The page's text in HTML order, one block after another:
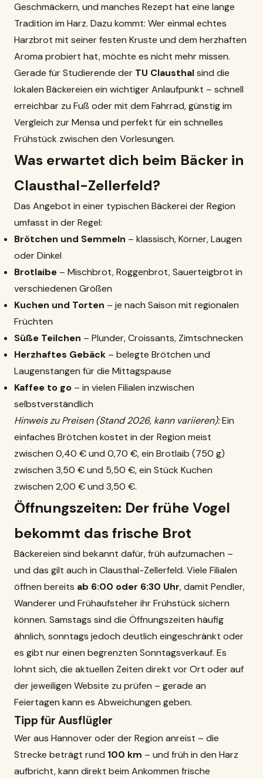
Geschmäckern, und manches Rezept hat eine lange
Tradition im Harz. Dazu kommt: Wer einmal echtes
Harzbrot mit seiner festen Kruste und dem herzhaften
Aroma probiert hat, möchte es nicht mehr missen.
Gerade für Studierende der TU Clausthalsind die
lokalen Bäckereien ein wichtiger Anlaufpunkt – schnell
erreichbar zu Fuß oder mit dem Fahrrad, günstig im
Vergleich zur Mensa und perfekt für ein schnelles
Frühstück zwischen den Vorlesungen.
Was erwartet dich beim Bäcker in
Clausthal-Zellerfeld?
Das Angebot in einer typischen Bäckerei der Region
umfasst in der Regel:
Brötchen und Semmeln – klassisch, Körner, Laugen
oder Dinkel
Brotlaibe – Mischbrot, Roggenbrot, Sauerteigbrot in
verschiedenen Größen
Kuchen und Torten – je nach Saison mit regionalen
Früchten
Süße Teilchen – Plunder, Croissants, Zimtschnecken
Herzhaftes Gebäck – belegte Brötchen und
Laugenstangen für die Mittagspause
Kaffee to go – in vielen Filialen inzwischen
selbstverständlich
Hinweis zu Preisen (Stand 2026, kann variieren):Ein
einfaches Brötchen kostet in der Region meist
zwischen 0,40 € und 0,70 €, ein Brotlaib (750 g)
zwischen 3,50 € und 5,50 €, ein Stück Kuchen
zwischen 2,00 € und 3,50 €.
Öffnungszeiten: Der frühe Vogel
bekommt das frische Brot
Bäckereien sind bekannt dafür, früh aufzumachen –
und das gilt auch in Clausthal-Zellerfeld. Viele Filialen
öffnen bereits ab 6:00 oder 6:30 Uhr, damit Pendler,
Wanderer und Frühaufsteher ihr Frühstück sichern
können. Samstags sind die Öffnungszeiten häufig
ähnlich, sonntags jedoch deutlich eingeschränkt oder
es gibt nur einen begrenzten Sonntagsverkauf. Es
lohnt sich, die aktuellen Zeiten direkt vor Ort oder auf
der jeweiligen Website zu prüfen – gerade an
Feiertagen kann es Abweichungen geben.
Tipp für Ausflügler
Wer aus Hannover oder der Region anreist – die
Strecke beträgt rund 100 km – und früh in den Harz
aufbricht, kann direkt beim Ankommen frische